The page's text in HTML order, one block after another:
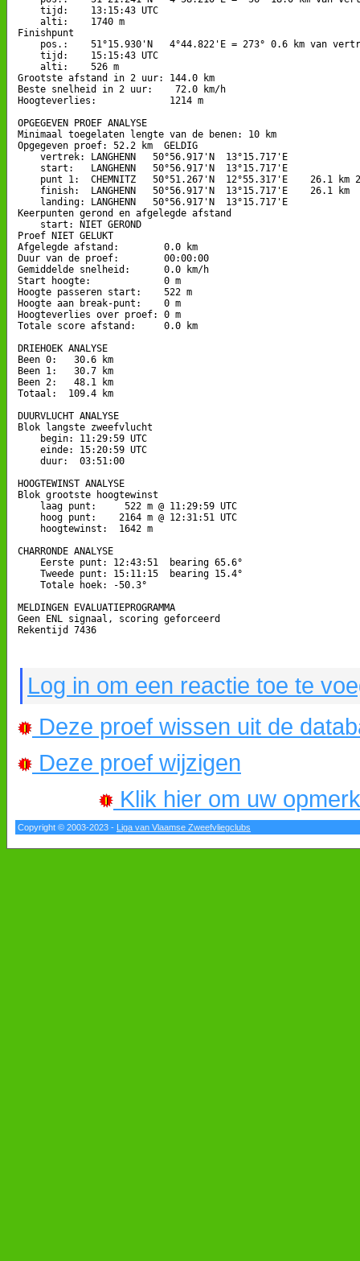
    tijd:    13:15:43 UTC
    alti:    1740 m
Finishpunt
pos.:    51°15.930'N   4°44.822'E = 273° 0.6 km van
    tijd:    15:15:43 UTC
    alti:    526 m
Grootste afstand in 2 uur: 144.0 km
Beste snelheid in 2 uur:    72.0 km/h
Hoogteverlies:             1214 m
OPGEGEVEN PROEF ANALYSE
Minimaal toegelaten lengte van de benen: 10 km
Opgegeven proef: 52.2 km  GELDIG
    vertrek: LANGHENN   50°56.917'N  13°15.717'E
    start:   LANGHENN   50°56.917'N  13°15.717'E
punt 1:  CHEMNITZ   50°51.267'N  12°55.317'E    26.1 km
finish:  LANGHENN   50°56.917'N  13°15.717'E    26.1 km
    landing: LANGHENN   50°56.917'N  13°15.717'E
Keerpunten gerond en afgelegde afstand
    start: NIET GEROND
Proef NIET GELUKT
Afgelegde afstand:        0.0 km
Duur van de proef:        00:00:00
Gemiddelde snelheid:      0.0 km/h
Start hoogte:             0 m
Hoogte passeren start:    522 m
Hoogte aan break-punt:    0 m
Hoogteverlies over proef: 0 m
Totale score afstand:     0.0 km
DRIEHOEK ANALYSE
Been 0:   30.6 km
Been 1:   30.7 km
Been 2:   48.1 km
Totaal:  109.4 km
DUURVLUCHT ANALYSE
Blok langste zweefvlucht
    begin: 11:29:59 UTC
    einde: 15:20:59 UTC
    duur:  03:51:00
HOOGTEWINST ANALYSE
Blok grootste hoogtewinst
    laag punt:     522 m @ 11:29:59 UTC
    hoog punt:    2164 m @ 12:31:51 UTC
    hoogtewinst:  1642 m
CHARRONDE ANALYSE
    Eerste punt: 12:43:51  bearing 65.6°
    Tweede punt: 15:11:15  bearing 15.4°
    Totale hoek: -50.3°
MELDINGEN EVALUATIEPROGRAMMA
Geen ENL signaal, scoring geforceerd
Rekentijd 7436
Log in om een reactie toe te
Deze proef wissen uit de
Deze proef wijzigen
Klik hier om uw
Copyright © 2003-2023 - Liga van Vlaamse Zweefvliegclubs